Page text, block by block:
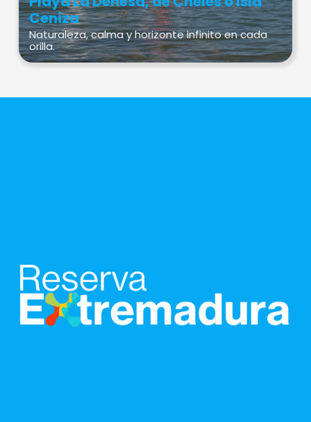
Ceniza
Naturaleza, calma y horizonte infinito en cada
orilla.